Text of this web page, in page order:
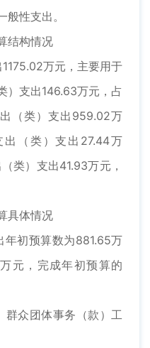
性支出。
结构情况
万元，主要用于
）支出146.63万元，占
（类）支出959.02万
出（类）支出27.44万
类）支出41.93万元，
具体情况
初预算数为881.65万
元，完成年初预算的
众团体事务（款）工